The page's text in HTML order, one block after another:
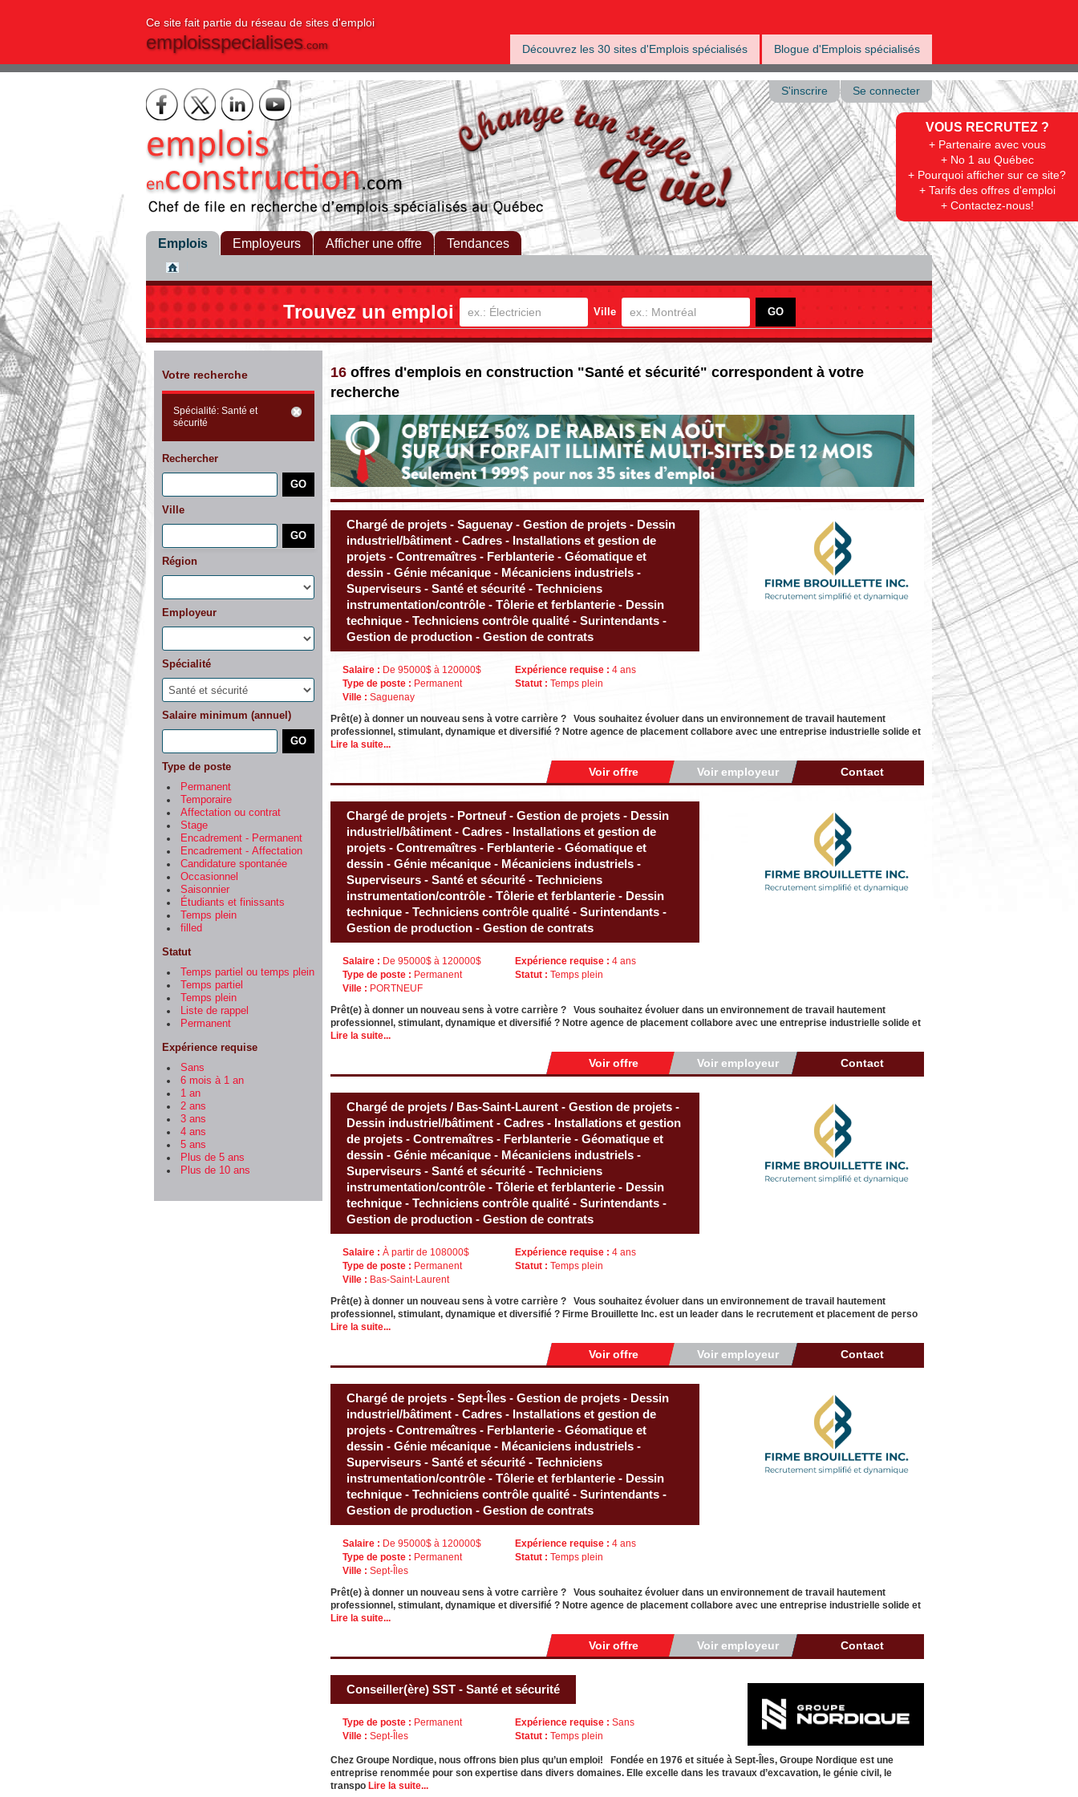
Ce site fait partie du réseau de sites d'emploi
emploisspecialises.com Découvrez les 30 sites d'Emplois spécialisés Blogue d'Emplois spécialisés
VOUS RECRUTEZ ?
+ Partenaire avec vous
+ No 1 au Québec
+ Pourquoi afficher sur ce site?
+ Tarifs des offres d'emploi
+ Contactez-nous!
S'inscrire Se connecter
Emplois Employeurs Afficher une offre Tendances
Trouvez un emploi Ville
Votre recherche
Spécialité: Santé et
sécurité
Rechercher
Ville
Région
Employeur
Spécialité
Salaire minimum (annuel)
Type de poste
Permanent
Temporaire
Affectation ou contrat
Stage
Encadrement - Permanent
Encadrement - Affectation
Candidature spontanée
Occasionnel
Saisonnier
Étudiants et finissants
Temps plein
filled
Statut
Temps partiel ou temps plein
Temps partiel
Temps plein
Liste de rappel
Permanent
Expérience requise
Sans
6 mois à 1 an
1 an
2 ans
3 ans
4 ans
5 ans
Plus de 5 ans
Plus de 10 ans
16 offres d'emplois en construction "Santé et sécurité" correspondent à votre
recherche
Chargé de projets - Saguenay - Gestion de projets - Dessin
industriel/bâtiment - Cadres - Installations et gestion de
projets - Contremaîtres - Ferblanterie - Géomatique et
dessin - Génie mécanique - Mécaniciens industriels -
Superviseurs - Santé et sécurité - Techniciens
instrumentation/contrôle - Tôlerie et ferblanterie - Dessin
technique - Techniciens contrôle qualité - Surintendants -
Gestion de production - Gestion de contrats
Salaire : De 95000$ à 120000$
Type de poste : Permanent
Ville : Saguenay
Expérience requise : 4 ans
Statut : Temps plein
Prêt(e) à donner un nouveau sens à votre carrière ? Vous souhaitez évoluer dans un environnement de travail hautement
professionnel, stimulant, dynamique et diversifié ? Notre agence de placement collabore avec une entreprise industrielle solide et
Lire la suite...
Voir offre Voir employeur Contact
Chargé de projets - Portneuf - Gestion de projets - Dessin
industriel/bâtiment - Cadres - Installations et gestion de
projets - Contremaîtres - Ferblanterie - Géomatique et
dessin - Génie mécanique - Mécaniciens industriels -
Superviseurs - Santé et sécurité - Techniciens
instrumentation/contrôle - Tôlerie et ferblanterie - Dessin
technique - Techniciens contrôle qualité - Surintendants -
Gestion de production - Gestion de contrats
Salaire : De 95000$ à 120000$
Type de poste : Permanent
Ville : PORTNEUF
Expérience requise : 4 ans
Statut : Temps plein
Prêt(e) à donner un nouveau sens à votre carrière ? Vous souhaitez évoluer dans un environnement de travail hautement
professionnel, stimulant, dynamique et diversifié ? Notre agence de placement collabore avec une entreprise industrielle solide et
Lire la suite...
Voir offre Voir employeur Contact
Chargé de projets / Bas-Saint-Laurent - Gestion de projets -
Dessin industriel/bâtiment - Cadres - Installations et gestion
de projets - Contremaîtres - Ferblanterie - Géomatique et
dessin - Génie mécanique - Mécaniciens industriels -
Superviseurs - Santé et sécurité - Techniciens
instrumentation/contrôle - Tôlerie et ferblanterie - Dessin
technique - Techniciens contrôle qualité - Surintendants -
Gestion de production - Gestion de contrats
Salaire : À partir de 108000$
Type de poste : Permanent
Ville : Bas-Saint-Laurent
Expérience requise : 4 ans
Statut : Temps plein
Prêt(e) à donner un nouveau sens à votre carrière ? Vous souhaitez évoluer dans un environnement de travail hautement
professionnel, stimulant, dynamique et diversifié ? Firme Brouillette Inc. est un leader dans le recrutement et placement de perso
Lire la suite...
Voir offre Voir employeur Contact
Chargé de projets - Sept-Îles - Gestion de projets - Dessin
industriel/bâtiment - Cadres - Installations et gestion de
projets - Contremaîtres - Ferblanterie - Géomatique et
dessin - Génie mécanique - Mécaniciens industriels -
Superviseurs - Santé et sécurité - Techniciens
instrumentation/contrôle - Tôlerie et ferblanterie - Dessin
technique - Techniciens contrôle qualité - Surintendants -
Gestion de production - Gestion de contrats
Salaire : De 95000$ à 120000$
Type de poste : Permanent
Ville : Sept-Îles
Expérience requise : 4 ans
Statut : Temps plein
Prêt(e) à donner un nouveau sens à votre carrière ? Vous souhaitez évoluer dans un environnement de travail hautement
professionnel, stimulant, dynamique et diversifié ? Notre agence de placement collabore avec une entreprise industrielle solide et
Lire la suite...
Voir offre Voir employeur Contact
Conseiller(ère) SST - Santé et sécurité
Type de poste : Permanent
Ville : Sept-Îles
Expérience requise : Sans
Statut : Temps plein
Chez Groupe Nordique, nous offrons bien plus qu’un emploi! Fondée en 1976 et située à Sept-Îles, Groupe Nordique est une
entreprise renommée pour son expertise dans divers domaines. Elle excelle dans les travaux d’excavation, le génie civil, le
transpo Lire la suite...